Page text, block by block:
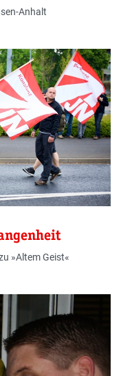
Anhalt
»Altem Geist«